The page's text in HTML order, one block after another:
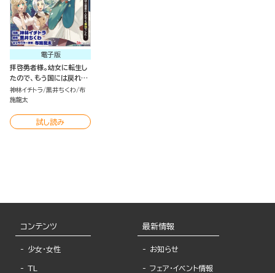
電子版
拝啓勇者様。幼女に転生し
たので、もう国には戻れま
せん！ ～伝説の魔女は二
度目の人生でも最強でした
神林イチトラ 黒井ちくわ 布
施龍太
試し読み
コンテンツ
少女・女性
TL
最新情報
お知らせ
フェア・イベント情報